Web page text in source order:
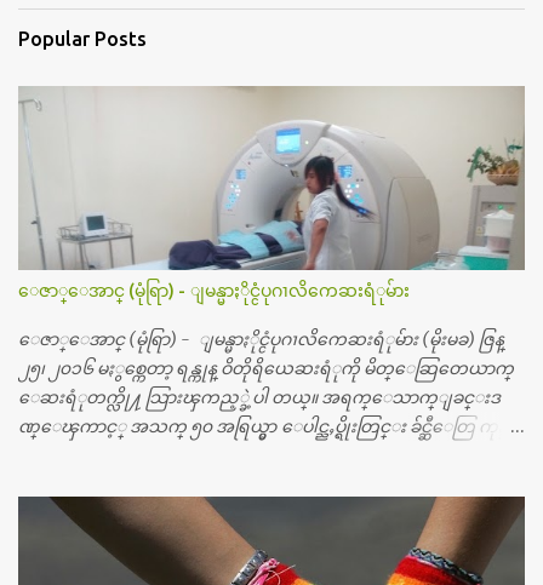
Popular Posts
ေဇာ္ေအာင္ (မုံရြာ) - ျမန္မာႏိုင္ငံပုဂၢလိကေဆးရံုမ်ား
ေဇာ္ေအာင္ (မုံရြာ) - ျမန္မာႏိုင္ငံပုဂၢလိကေဆးရံုမ်ား (မိုးမခ) ဇြန္
၂၅၊ ၂၀၁၆ မႏွစ္ကေတာ့ ရန္ကုန္ ဝိတိုရိယေဆးရံုကို မိတ္ေဆြတေယာက္
ေဆးရံုတက္လို႔ သြားၾကည့္ခဲ့ပါ တယ္။ အရက္ေသာက္ျခင္းဒ
ဏ္ေၾကာင့္ အသက္ ၅၀ အရြယ္မွာ ေပါင္ညႇပ္ရိုးတြင္း ခ်င္ဆီေတြ ကုန္ခ
စၿပီး၊ အာရွေတာ္ဝင္ခြဲစိတ္ခန္းကို ငွားရမ္းခြဲစိတ္ အရိုးအစားထိုးကုပါတ
ယ္။ ေဆးစစ္၊ေဆးဝယ္၊ ခြဲစိတ္ကု၊ အရိုးအစားထိုးပစၥည္း စတဲ့စရိ
တ္ေတြနဲ႔ေဆးရံုမွာ ၂ ပတ္ေနထိုင္စရိတ္ သိန္း ၇၀ ေလာက္ ကုန္သြား